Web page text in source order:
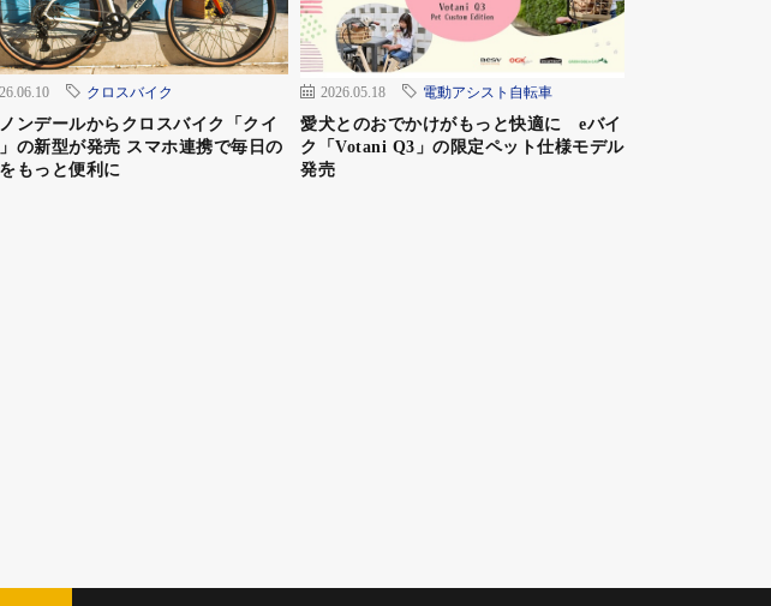
クロスバイク
ンデールからクロスバイク「クイ
の新型が発売 スマホ連携で毎日の
もっと便利に
2026.05.18 電動アシスト自転車
愛犬とのおでかけがもっと快適に eバイ
ク「Votani Q3」の限定ペット仕様モデル
発売